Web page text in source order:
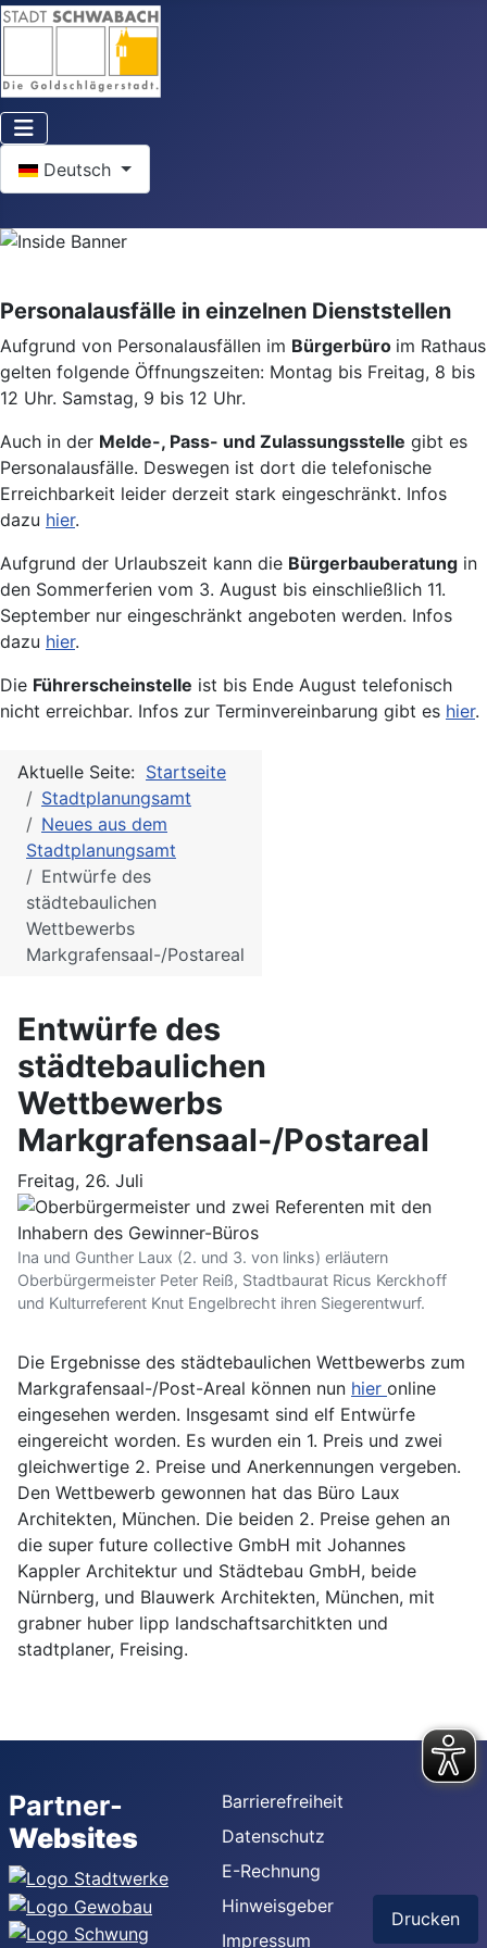
Deutsch
Personalausfälle in einzelnen Dienststellen
Aufgrund von Personalausfällen im Bürgerbüro im Rathaus
gelten folgende Öffnungszeiten: Montag bis Freitag, 8 bis
12 Uhr. Samstag, 9 bis 12 Uhr.
Auch in der Melde-, Pass- und Zulassungsstelle gibt es
Personalausfälle. Deswegen ist dort die telefonische
Erreichbarkeit leider derzeit stark eingeschränkt. Infos
dazu hier.
Aufgrund der Urlaubszeit kann die Bürgerbauberatung in
den Sommerferien vom 3. August bis einschließlich 11.
September nur eingeschränkt angeboten werden. Infos
dazu hier.
Die Führerscheinstelle ist bis Ende August telefonisch
nicht erreichbar. Infos zur Terminvereinbarung gibt es hier.
Aktuelle Seite: Startseite
Stadtplanungsamt
Neues aus dem
Stadtplanungsamt
Entwürfe des
städtebaulichen
Wettbewerbs
Markgrafensaal-/Postareal
Entwürfe des
städtebaulichen
Wettbewerbs
Markgrafensaal-/Postareal
Freitag, 26. Juli
Ina und Gunther Laux (2. und 3. von links) erläutern
Oberbürgermeister Peter Reiß, Stadtbaurat Ricus Kerckhoff
und Kulturreferent Knut Engelbrecht ihren Siegerentwurf.
Die Ergebnisse des städtebaulichen Wettbewerbs zum
Markgrafensaal-/Post-Areal können nun hier online
eingesehen werden. Insgesamt sind elf Entwürfe
eingereicht worden. Es wurden ein 1. Preis und zwei
gleichwertige 2. Preise und Anerkennungen vergeben.
Den Wettbewerb gewonnen hat das Büro Laux
Architekten, München. Die beiden 2. Preise gehen an
die super future collective GmbH mit Johannes
Kappler Architektur und Städtebau GmbH, beide
Nürnberg, und Blauwerk Architekten, München, mit
grabner huber lipp landschaftsarchitkten und
stadtplaner, Freising.
Partner-
Websites
Barrierefreiheit
Datenschutz
E-Rechnung
Hinweisgeber
Impressum
Drucken